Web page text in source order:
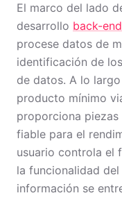
El marco del lado
desarrollo back-end
procese datos de
identificación de
de datos. A lo
producto mínimo
proporciona
fiable para el
usuario controla el
la funcionalidad
información se